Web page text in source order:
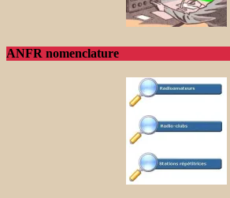
ANFR nomenclature